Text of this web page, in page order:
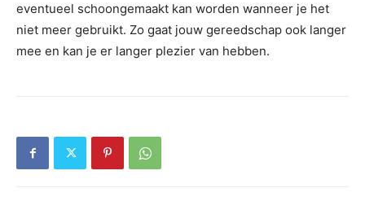
eventueel schoongemaakt kan worden wanneer je het
niet meer gebruikt. Zo gaat jouw gereedschap ook langer
mee en kan je er langer plezier van hebben.